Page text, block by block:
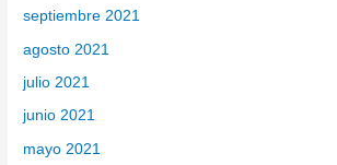
septiembre 2021
agosto 2021
julio 2021
junio 2021
mayo 2021